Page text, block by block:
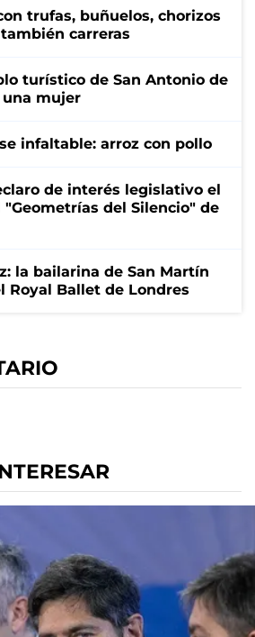
trufas, buñuelos, chorizos
carreras
turístico de San Antonio de
una mujer
infaltable: arroz con pollo
de interés legislativo el
del Silencio" de
la bailarina de San Martín
Royal Ballet de Londres